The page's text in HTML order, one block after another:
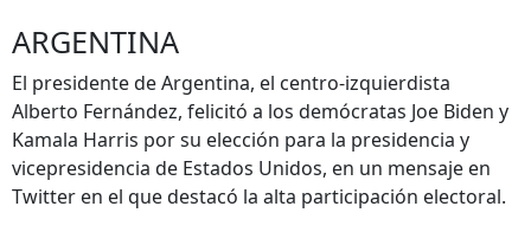
ARGENTINA
El presidente de Argentina, el centro-izquierdista
Alberto Fernández, felicitó a los demócratas Joe Biden y
Kamala Harris por su elección para la presidencia y
vicepresidencia de Estados Unidos, en un mensaje en
Twitter en el que destacó la alta participación electoral.